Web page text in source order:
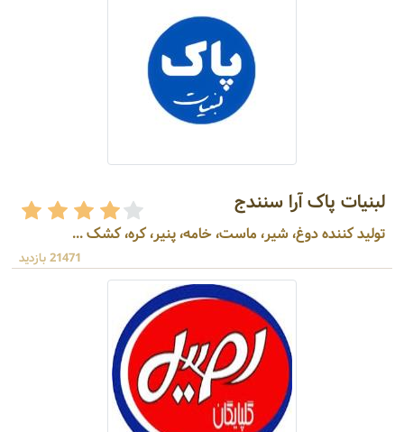
لبنیات پاک آرا سنندج
تولید کننده دوغ، شیر، ماست، خامه، پنیر، کره، کشک ...
21471 بازدید